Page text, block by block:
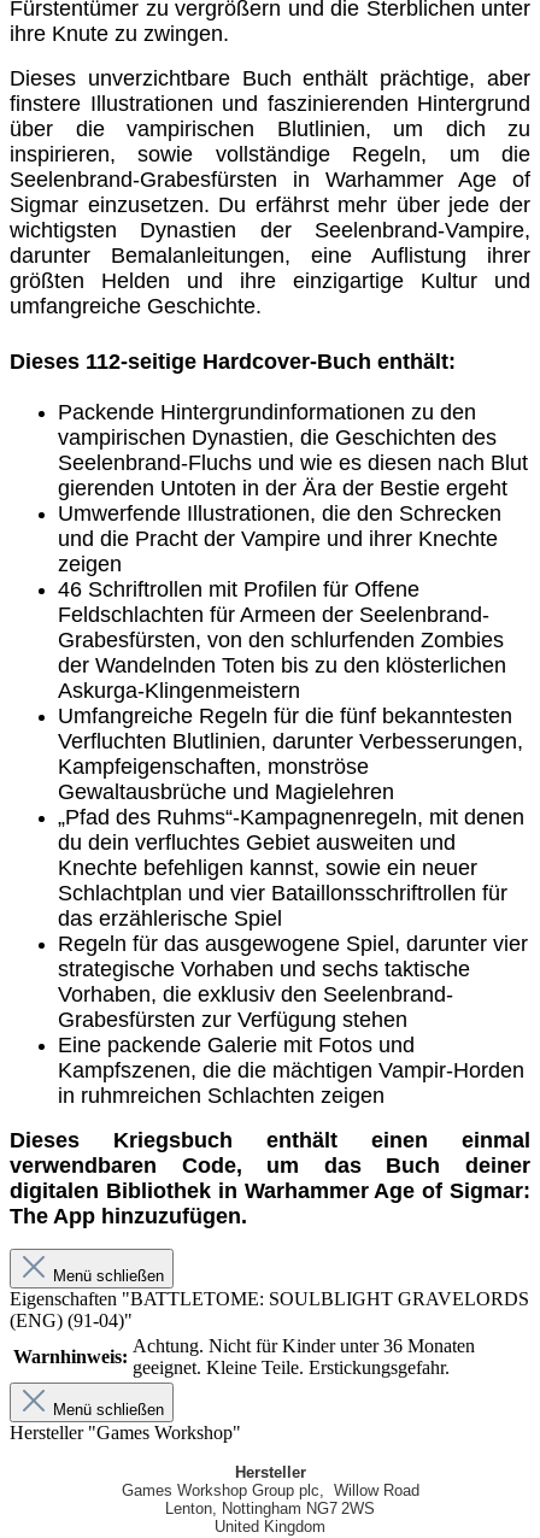
Fürstentümer zu vergrößern und die Sterblichen unter
ihre Knute zu zwingen.
Dieses unverzichtbare Buch enthält prächtige, aber
finstere Illustrationen und faszinierenden Hintergrund
über die vampirischen Blutlinien, um dich zu
inspirieren, sowie vollständige Regeln, um die
Seelenbrand-Grabesfürsten in Warhammer Age of
Sigmar einzusetzen. Du erfährst mehr über jede der
wichtigsten Dynastien der Seelenbrand-Vampire,
darunter Bemalanleitungen, eine Auflistung ihrer
größten Helden und ihre einzigartige Kultur und
umfangreiche Geschichte.
Dieses 112-seitige Hardcover-Buch enthält:
Packende Hintergrundinformationen zu den
vampirischen Dynastien, die Geschichten des
Seelenbrand-Fluchs und wie es diesen nach Blut
gierenden Untoten in der Ära der Bestie ergeht
Umwerfende Illustrationen, die den Schrecken
und die Pracht der Vampire und ihrer Knechte
zeigen
46 Schriftrollen mit Profilen für Offene
Feldschlachten für Armeen der Seelenbrand-
Grabesfürsten, von den schlurfenden Zombies
der Wandelnden Toten bis zu den klösterlichen
Askurga-Klingenmeistern
Umfangreiche Regeln für die fünf bekanntesten
Verfluchten Blutlinien, darunter Verbesserungen,
Kampfeigenschaften, monströse
Gewaltausbrüche und Magielehren
„Pfad des Ruhms“-Kampagnenregeln, mit denen
du dein verfluchtes Gebiet ausweiten und
Knechte befehligen kannst, sowie ein neuer
Schlachtplan und vier Bataillonsschriftrollen für
das erzählerische Spiel
Regeln für das ausgewogene Spiel, darunter vier
strategische Vorhaben und sechs taktische
Vorhaben, die exklusiv den Seelenbrand-
Grabesfürsten zur Verfügung stehen
Eine packende Galerie mit Fotos und
Kampfszenen, die die mächtigen Vampir-Horden
in ruhmreichen Schlachten zeigen
Dieses Kriegsbuch enthält einen einmal
verwendbaren Code, um das Buch deiner
digitalen Bibliothek in Warhammer Age of Sigmar:
The App hinzuzufügen.
Menü schließen
Eigenschaften "BATTLETOME: SOULBLIGHT GRAVELORDS
(ENG) (91-04)"
Warnhinweis:
Achtung. Nicht für Kinder unter 36 Monaten
geeignet. Kleine Teile. Erstickungsgefahr.
Menü schließen
Hersteller "Games Workshop"
Hersteller
Games Workshop Group plc, Willow Road
Lenton, Nottingham NG7 2WS
United Kingdom